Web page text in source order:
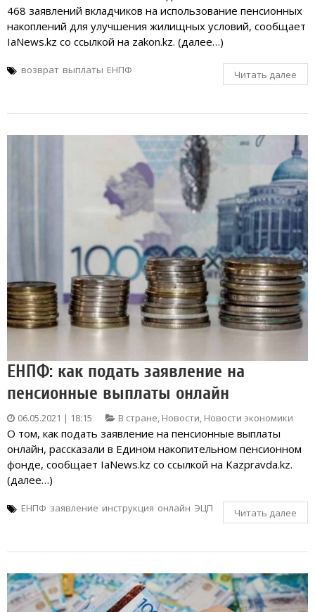
468 заявлений вкладчиков на использование пенсионных
накоплений для улучшения жилищных условий, сообщает
IaNews.kz со ссылкой на zakon.kz. (далее…)
возврат выплаты ЕНПФ Читать далее
ЕНПФ: как подать заявление на
пенсионные выплаты онлайн
06.05.2021 | 18:15 В стране, Новости, Новости экономики
О том, как подать заявление на пенсионные выплаты
онлайн, рассказали в Едином накопительном пенсионном
фонде, сообщает IaNews.kz со ссылкой на Kazpravda.kz.
(далее…)
ЕНПФ заявление инструкция онлайн ЭЦП Читать далее